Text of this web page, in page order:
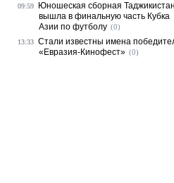
09:59
Юношеская сборная
вышла в финальную часть Кубка
Азии по футболу (0)
13:33 Стали известны имена
«Евразия-Кинофест» (0)